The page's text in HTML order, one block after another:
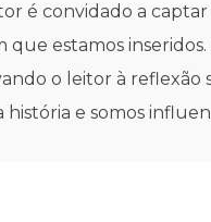
é convidado a
estamos
o leitor à reflexão
e somos